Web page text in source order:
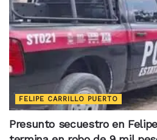
FELIPE CARRILLO PUERTO
Presunto secuestro en